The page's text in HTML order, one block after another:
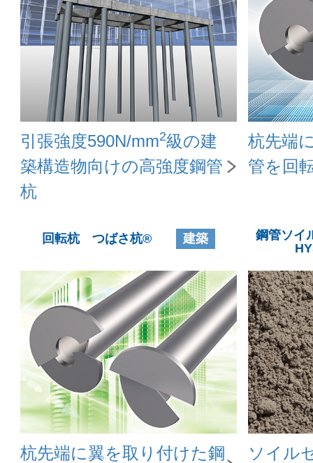
引張強度590N/mm2級の建
築構造物向けの高強度鋼管
杭
杭先端
管を回
回転杭 つばさ杭®︎ 建築
杭先端に翼を取り付けた鋼
鋼管ソイ
ソイル